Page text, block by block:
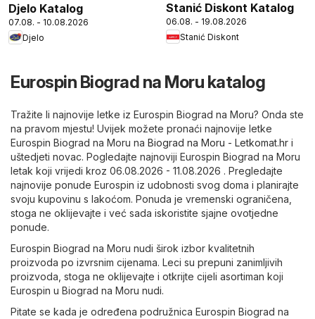
Djelo Katalog
07.08. - 10.08.2026
Djelo
Stanić Diskont Katalog
06.08. - 19.08.2026
Stanić Diskont
Eurospin Biograd na Moru katalog
Tražite li najnovije letke iz Eurospin Biograd na Moru? Onda ste
na pravom mjestu! Uvijek možete pronaći najnovije letke
Eurospin Biograd na Moru na Biograd na Moru - Letkomat.hr i
uštedjeti novac. Pogledajte najnoviji Eurospin Biograd na Moru
letak koji vrijedi kroz 06.08.2026 - 11.08.2026 . Pregledajte
najnovije ponude Eurospin iz udobnosti svog doma i planirajte
svoju kupovinu s lakoćom. Ponuda je vremenski ograničena,
stoga ne oklijevajte i već sada iskoristite sjajne ovotjedne
ponude.
Eurospin Biograd na Moru nudi širok izbor kvalitetnih
proizvoda po izvrsnim cijenama. Leci su prepuni zanimljivih
proizvoda, stoga ne oklijevajte i otkrijte cijeli asortiman koji
Eurospin u Biograd na Moru nudi.
Pitate se kada je određena podružnica Eurospin Biograd na